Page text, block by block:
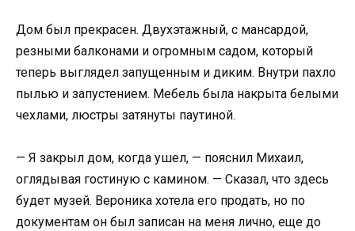
Дом был прекрасен. Двухэтажный, с мансардой,
резными балконами и огромным садом, который
теперь выглядел запущенным и диким. Внутри пахло
пылью и запустением. Мебель была накрыта белыми
чехлами, люстры затянуты паутиной.
— Я закрыл дом, когда ушел, — пояснил Михаил,
оглядывая гостиную с камином. — Сказал, что здесь
будет музей. Вероника хотела его продать, но по
документам он был записан на меня лично, еще до